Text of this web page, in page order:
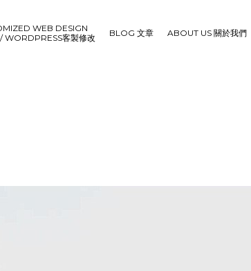
WEB DESIGN
WORDPRESS客製修改
BLOG 文章 ABOUT US 關於我們